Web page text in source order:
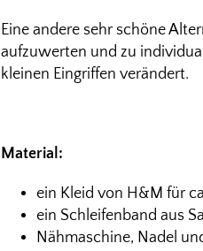
Eine andere sehr schöne
aufzuwerten und zu
kleinen Eingriffen verändert.
Material:
ein Kleid von H&M für
ein Schleifenband aus
Nähmaschine, Nadel